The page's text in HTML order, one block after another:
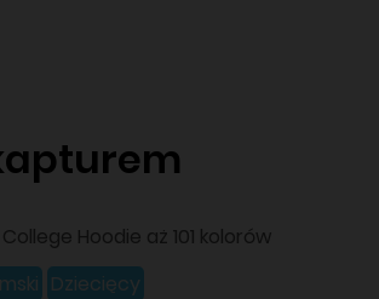
Hoodie aż 101 kolorów
Dziecięcy